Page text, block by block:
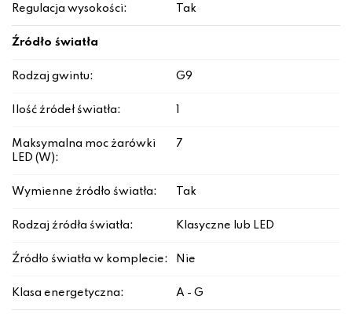
Regulacja wysokości: Tak
Źródło światła
Rodzaj gwintu: G9
Ilość źródeł światła:
Maksymalna moc żarówki
LED (W):
7
Wymienne źródło światła: Tak
Rodzaj źródła światła: Klasyczne lub LED
Źródło światła w komplecie: Nie
Klasa energetyczna: A - G